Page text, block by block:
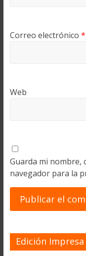
Correo electrónico *
Web
Guarda mi nombre,
navegador para la
Edición